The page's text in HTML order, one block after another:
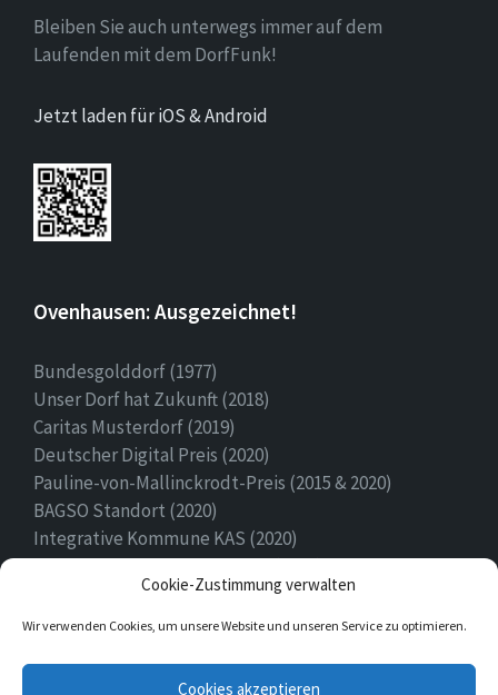
Cookie-Zustimmung verwalten
Wir verwenden Cookies, um unsere Website und unseren Service zu optimieren.
Cookies akzeptieren
Bleiben Sie auch unterwegs immer auf dem
Laufenden mit dem DorfFunk!
Jetzt laden für iOS & Android
Ovenhausen: Ausgezeichnet!
Bundesgolddorf (1977)
Unser Dorf hat Zukunft (2018)
Caritas Musterdorf (2019)
Deutscher Digital Preis (2020)
Pauline-von-Mallinckrodt-Preis (2015 & 2020)
BAGSO Standort (2020)
Integrative Kommune KAS (2020)
Ehrenamtspreis Stadt Höxter (2020)
Heimatpreis (2022)
Facebook Twitter